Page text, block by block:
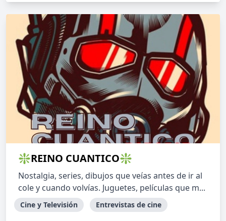
❇REINO CUANTICO❇
Nostalgia, series, dibujos que veías antes de ir al
cole y cuando volvías. Juguetes, películas que m...
Cine y Televisión Entrevistas de cine